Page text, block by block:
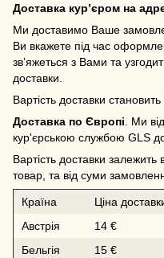
Доставка кур’єром на
Ми доставимо Ваше
Ви вкажете під час
зв’яжеться з Вами та
доставки.
Вартість доставки
Доставка по Європі. Ми
кур'єрською службою GLS
Вартість доставки залежить
товар, та від суми
Країна
Ціна
Австрія
14 €
Бельгія
15 €